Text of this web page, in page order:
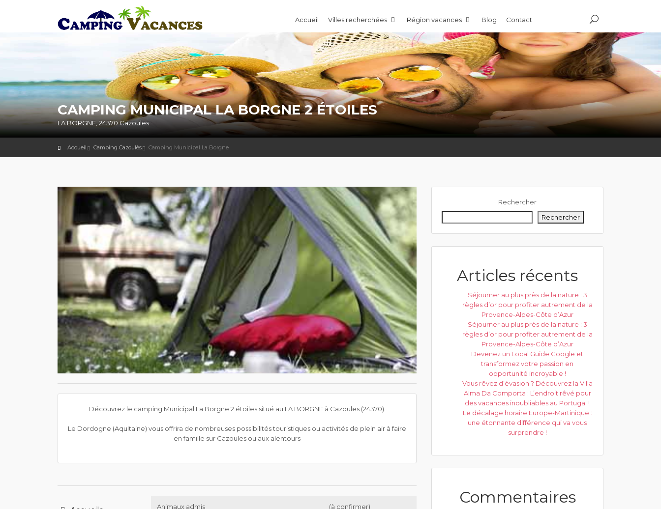
Accueil Villes recherchées Région vacances Blog Contact
CAMPING MUNICIPAL LA BORGNE 2 ÉTOILES
LA BORGNE, 24370 Cazoules.
Accueil Camping Cazoulès Camping Municipal La Borgne
Découvrez le camping Municipal La Borgne 2 étoiles situé au LA BORGNE à Cazoules (24370).
Le Dordogne (Aquitaine) vous offrira de nombreuses possibilités touristiques ou activités de plein air à faire
en famille sur Cazoules ou aux alentours
Animaux admis (à confirmer)
Rechercher
Rechercher
Articles récents
Séjourner au plus près de la nature : 3
règles d’or pour profiter autrement de la
Provence-Alpes-Côte d’Azur
Séjourner au plus près de la nature : 3
règles d’or pour profiter autrement de la
Provence-Alpes-Côte d’Azur
Devenez un Local Guide Google et
transformez votre passion en
opportunité incroyable !
Vous rêvez d’évasion ? Découvrez la Villa
Alma Da Comporta : L’endroit rêvé pour
des vacances inoubliables au Portugal !
Le décalage horaire Europe-Martinique :
une étonnante différence qui va vous
surprendre !
Commentaires